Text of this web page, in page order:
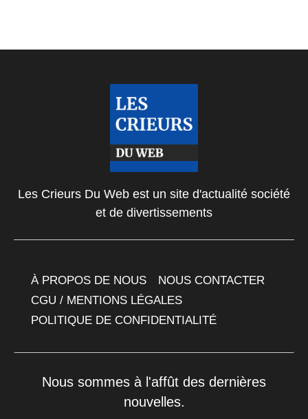
Les Crieurs Du Web est un site d'actualité société
et de divertissements
À PROPOS DE NOUS
NOUS CONTACTER
CGU / MENTIONS LÉGALES
POLITIQUE DE CONFIDENTIALITÉ
Nous sommes à l'affût des dernières
nouvelles.